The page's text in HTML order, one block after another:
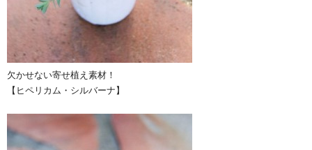
欠かせない寄せ植え素材！
【ヒペリカム・シルバーナ】